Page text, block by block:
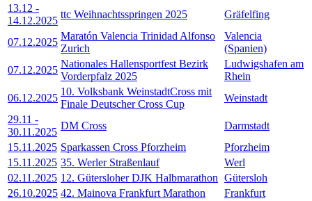
13.12 -
14.12.2025
ttc Weihnachtsspringen 2025 Gräfelfing
07.12.2025
Maratón Valencia Trinidad Alfonso
Zurich
Valencia
(Spanien)
07.12.2025
Nationales Hallensportfest Bezirk
Vorderpfalz 2025
Ludwigshafen am
Rhein
06.12.2025
10. Volksbank WeinstadtCross mit
Finale Deutscher Cross Cup
Weinstadt
29.11 -
30.11.2025
DM Cross
Darmstadt
15.11.2025 Sparkassen Cross Pforzheim
Pforzheim
15.11.2025 35. Werler Straßenlauf
Werl
02.11.2025 12. Gütersloher DJK Halbmarathon Gütersloh
26.10.2025 42. Mainova Frankfurt Marathon
Frankfurt